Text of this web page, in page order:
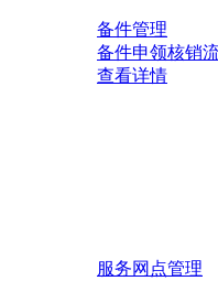
备件管理
备件申领核销
查看详情
服务网点管理